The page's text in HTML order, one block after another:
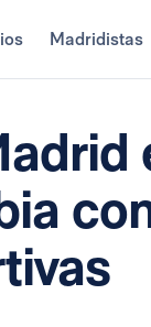
Madridistas